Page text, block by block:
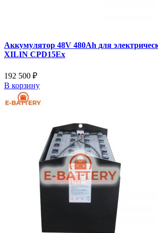
Аккумулятор 48V 480Ah для
XILIN CPD15Ex
192 500 ₽
В корзину